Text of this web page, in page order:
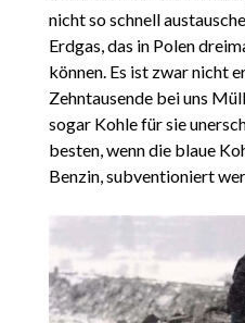
nicht so schnell
Erdgas, das in Polen
können. Es ist zwar nicht
Zehntausende bei uns
sogar Kohle für sie
besten, wenn die blaue
Benzin, subventioniert